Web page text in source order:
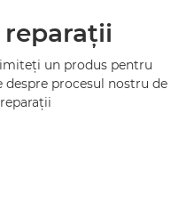
reparaţii
un produs pentru
procesul nostru de